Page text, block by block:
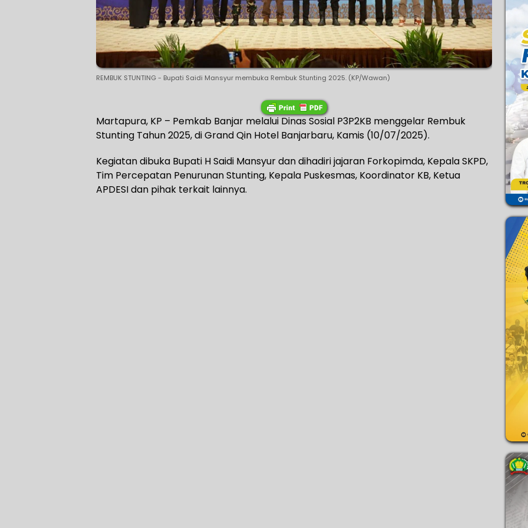
REMBUK STUNTING - Bupati Saidi Mansyur membuka Rembuk Stunting 2025. (KP/Wawan)
Martapura, KP – Pemkab Banjar melalui Dinas Sosial P3P2KB menggelar Rembuk
Stunting Tahun 2025, di Grand Qin Hotel Banjarbaru, Kamis (10/07/2025).
Kegiatan dibuka Bupati H Saidi Mansyur dan dihadiri jajaran Forkopimda, Kepala SKPD,
Tim Percepatan Penurunan Stunting, Kepala Puskesmas, Koordinator KB, Ketua
APDESI dan pihak terkait lainnya.